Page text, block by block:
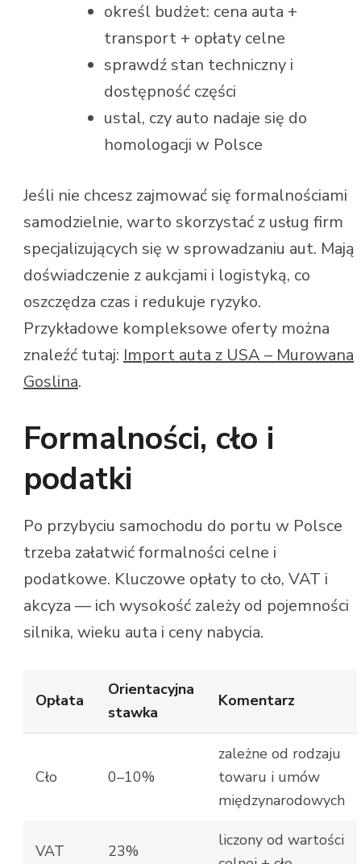
określ budżet: cena auta +
transport + opłaty celne
sprawdź stan techniczny i
dostępność części
ustal, czy auto nadaje się do
homologacji w Polsce
Jeśli nie chcesz zajmować się formalnościami
samodzielnie, warto skorzystać z usług firm
specjalizujących się w sprowadzaniu aut. Mają
doświadczenie z aukcjami i logistyką, co
oszczędza czas i redukuje ryzyko.
Przykładowe kompleksowe oferty można
znaleźć tutaj: Import auta z USA – Murowana
Goslina.
Formalności, cło i
podatki
Po przybyciu samochodu do portu w Polsce
trzeba załatwić formalności celne i
podatkowe. Kluczowe opłaty to cło, VAT i
akcyza — ich wysokość zależy od pojemności
silnika, wieku auta i ceny nabycia.
Opłata
Orientacyjna
stawka
Komentarz
Cło 0–10%
zależne od rodzaju
towaru i umów
międzynarodowych
VAT 23%
liczony od wartości